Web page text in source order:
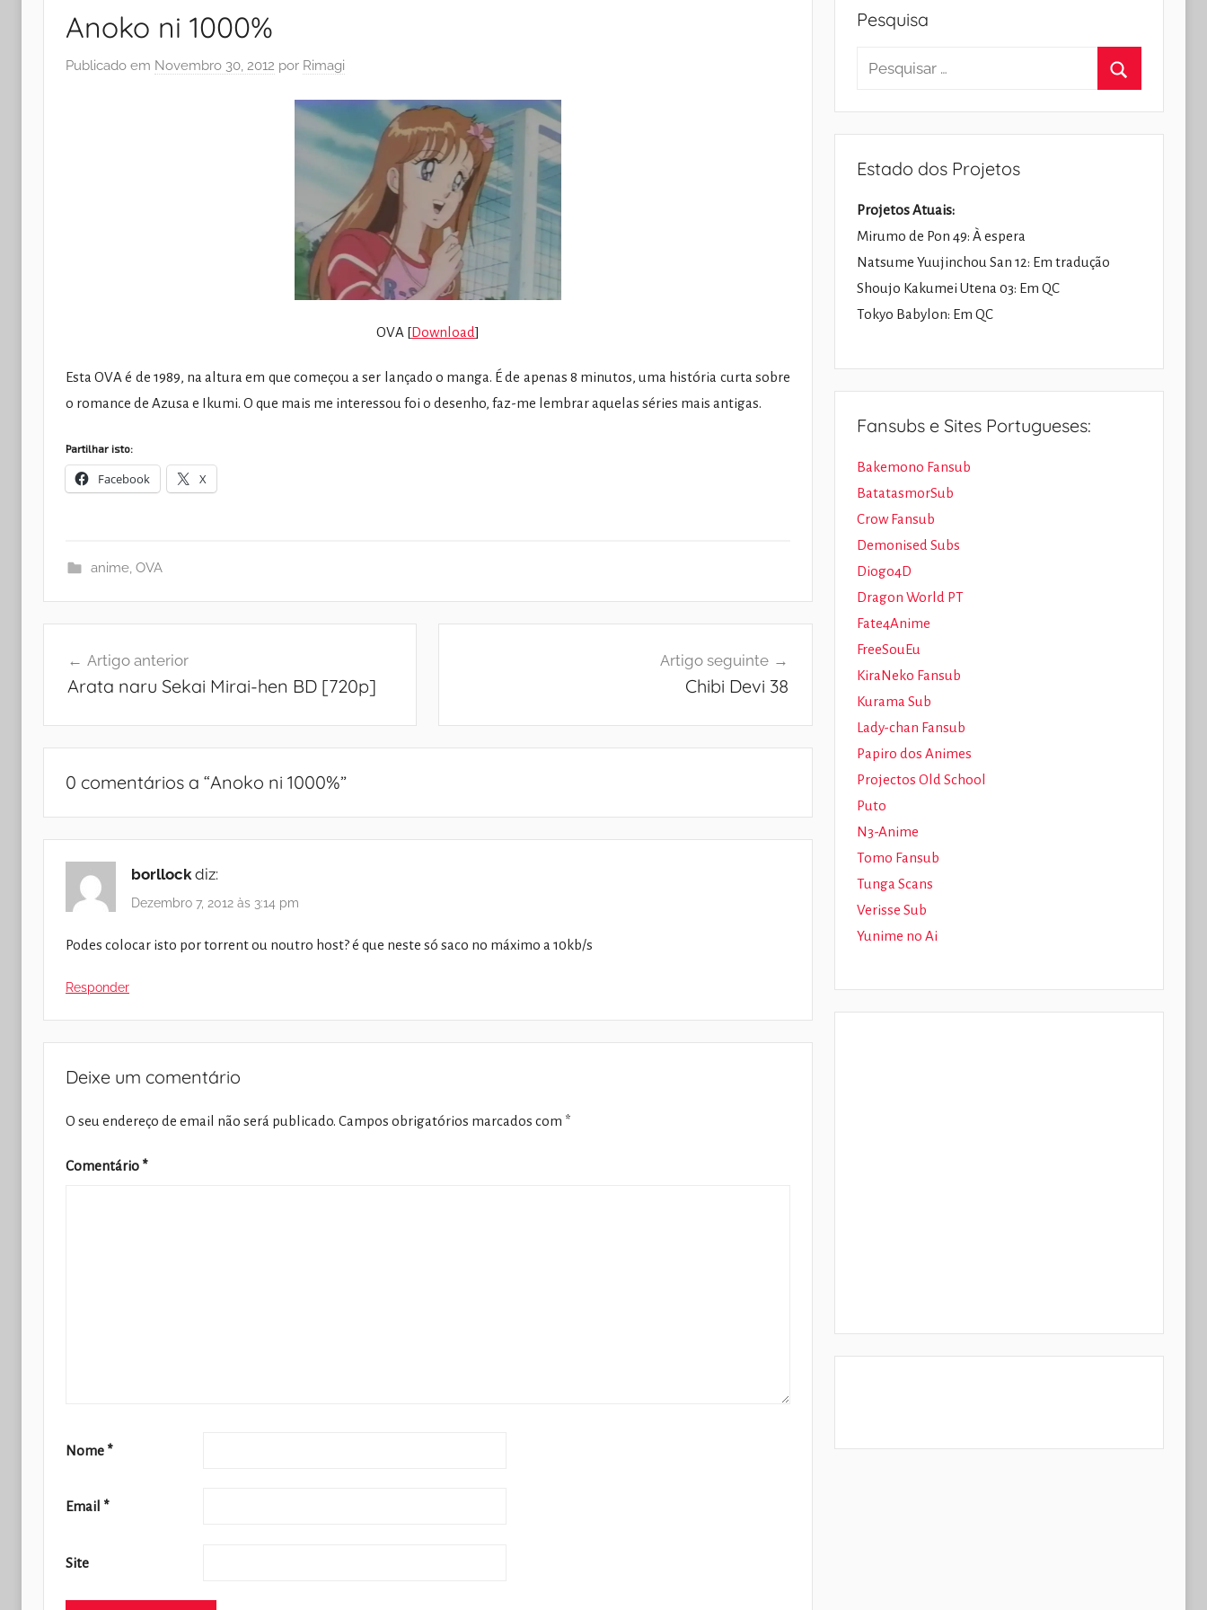
Anoko ni 1000%
Publicado em Novembro 30, 2012 por Rimagi
OVA [Download]
Esta OVA é de 1989, na altura em que começou a ser lançado o manga. É de apenas 8 minutos, uma história curta sobre
o romance de Azusa e Ikumi. O que mais me interessou foi o desenho, faz-me lembrar aquelas séries mais antigas.
Partilhar isto:
Facebook X
anime, OVA
Artigo anterior
Arata naru Sekai Mirai-hen BD [720p]
Artigo seguinte
Chibi Devi 38
0 comentários a “Anoko ni 1000%”
borllock diz:
Dezembro 7, 2012 às 3:14 pm
Podes colocar isto por torrent ou noutro host? é que neste só saco no máximo a 10kb/s
Responder
Deixe um comentário
O seu endereço de email não será publicado. Campos obrigatórios marcados com *
Comentário *
Nome *
Email *
Site
Pesquisa
Pesquisar
Estado dos Projetos
Projetos Atuais:
Mirumo de Pon 49: À espera
Natsume Yuujinchou San 12: Em tradução
Shoujo Kakumei Utena 03: Em QC
Tokyo Babylon: Em QC
Fansubs e Sites Portugueses:
Bakemono Fansub
BatatasmorSub
Crow Fansub
Demonised Subs
Diogo4D
Dragon World PT
Fate4Anime
FreeSouEu
KiraNeko Fansub
Kurama Sub
Lady-chan Fansub
Papiro dos Animes
Projectos Old School
Puto
N3-Anime
Tomo Fansub
Tunga Scans
Verisse Sub
Yunime no Ai